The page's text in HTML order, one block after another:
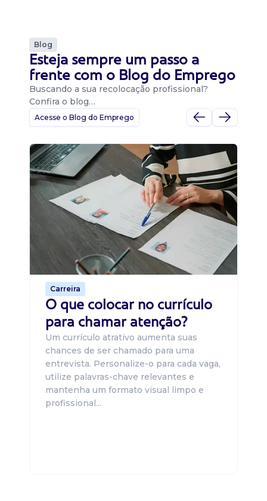
Blog
Esteja sempre um passo a
frente com o Blog do Emprego
Buscando a sua recolocação profissional?
Confira o blog…
Acesse o Blog do Emprego
Carreira
O que colocar no currículo
para chamar atenção?
Um currículo atrativo aumenta suas
chances de ser chamado para uma
entrevista. Personalize-o para cada vaga,
utilize palavras-chave relevantes e
mantenha um formato visual limpo e
profissional...